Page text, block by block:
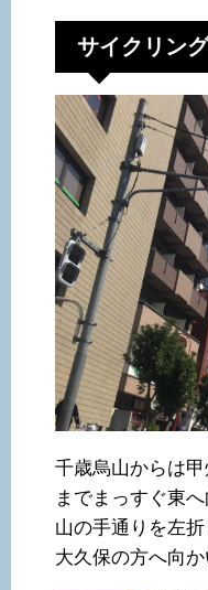
サイクリン
千歳烏山からは
までまっすぐ東へ
山の手通りを左
大久保の方へ向か